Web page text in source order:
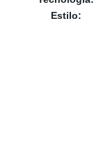
Estilo: